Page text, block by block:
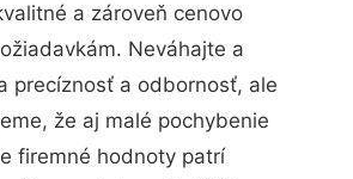
a zároveň cenovo
Neváhajte a
precíznosť a odbornosť, ale
že aj malé pochybenie
firemné hodnoty patrí